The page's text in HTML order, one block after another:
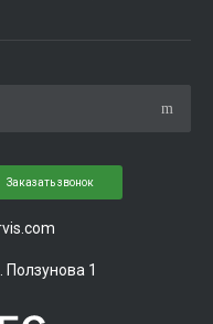
Ползунова 1
Заказать звонок